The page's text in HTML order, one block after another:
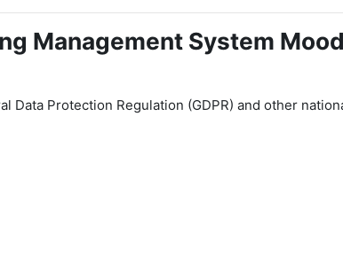
Management System
Data Protection Regulation (GDPR) and other